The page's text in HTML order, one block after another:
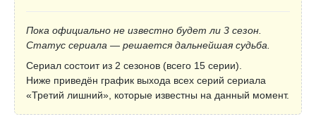
Пока официально не известно будет ли 3 сезон.
Статус сериала — решается дальнейшая судьба.
Сериал состоит из 2 сезонов (всего 15 серии).
Ниже приведён график выхода всех серий сериала
«Третий лишний», которые известны на данный момент.